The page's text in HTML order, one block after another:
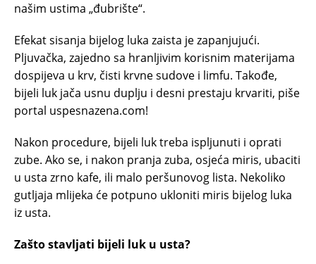
našim ustima „đubrište“.
Efekat sisanja bijelog luka zaista je zapanjujući.
Pljuvačka, zajedno sa hranljivim korisnim materijama
dospijeva u krv, čisti krvne sudove i limfu. Takođe,
bijeli luk jača usnu duplju i desni prestaju krvariti, piše
portal uspesnazena.com!
Nakon procedure, bijeli luk treba ispljunuti i oprati
zube. Ako se, i nakon pranja zuba, osjeća miris, ubaciti
u usta zrno kafe, ili malo peršunovog lista. Nekoliko
gutljaja mlijeka će potpuno ukloniti miris bijelog luka
iz usta.
Zašto stavljati bijeli luk u usta?